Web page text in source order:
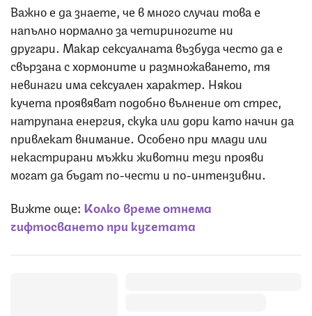
Важно е да знаете, че в много случаи това е
напълно нормално за четириногите ни
другари. Макар сексуалната възбуда често да е
свързана с хормоните и размножаването, тя
невинаги има сексуален характер. Някои
кучета проявяват подобно вълнение от стрес,
натрупана енергия, скука или дори като начин да
привлекат внимание. Особено при млади или
некастрирани мъжки животни тези прояви
могат да бъдат по-чести и по-интензивни.
Вижте още: Колко време отнема
чифтосването при кучетата